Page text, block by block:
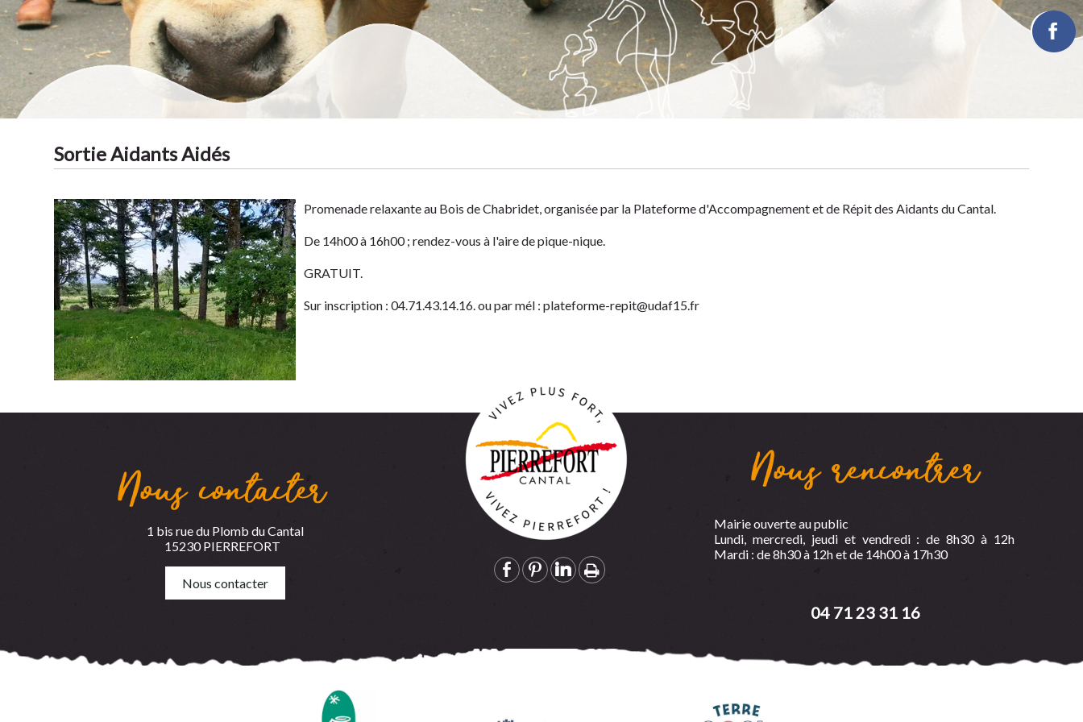
Tradition
Sortie Aidants Aidés
Promenade relaxante au Bois de Chabridet, organisée par la Plateforme d'Accompagnement et de Répit des Aidants du Cantal.
De 14h00 à 16h00 ; rendez-vous à l'aire de pique-nique.
GRATUIT.
Sur inscription : 04.71.43.14.16. ou par mél :plateforme-repit@udaf15.fr
Retour
Nous contacter
1 bis rue du Plomb du Cantal
15230 PIERREFORT
Nous contacter
Nous rencontrer
Mairie ouverte au public
Lundi, mercredi, jeudi et vendredi : de 8h30 à 12h
Mardi : de 8h30 à 12h et de 14h00 à 17h30
04 71 23 31 16